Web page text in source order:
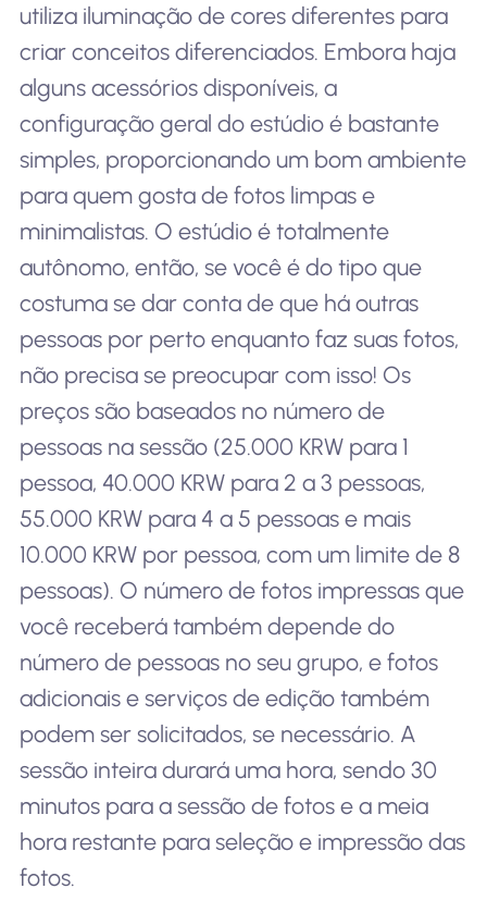
utiliza iluminação de cores diferentes para
criar conceitos diferenciados. Embora haja
alguns acessórios disponíveis, a
configuração geral do estúdio é bastante
simples, proporcionando um bom ambiente
para quem gosta de fotos limpas e
minimalistas. O estúdio é totalmente
autônomo, então, se você é do tipo que
costuma se dar conta de que há outras
pessoas por perto enquanto faz suas fotos,
não precisa se preocupar com isso! Os
preços são baseados no número de
pessoas na sessão (25.000 KRW para 1
pessoa, 40.000 KRW para 2 a 3 pessoas,
55.000 KRW para 4 a 5 pessoas e mais
10.000 KRW por pessoa, com um limite de 8
pessoas). O número de fotos impressas que
você receberá também depende do
número de pessoas no seu grupo, e fotos
adicionais e serviços de edição também
podem ser solicitados, se necessário. A
sessão inteira durará uma hora, sendo 30
minutos para a sessão de fotos e a meia
hora restante para seleção e impressão das
fotos.